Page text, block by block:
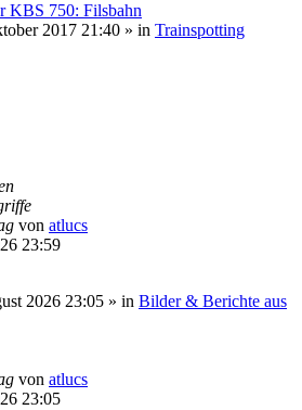
KBS 750: Filsbahn
2017 21:40 » in Trainspotting
von atlucs
23:59
2026 23:05 » in Bilder & Berichte aus
von atlucs
23:05